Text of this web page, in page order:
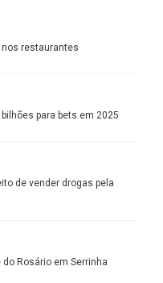
restaurantes
para bets em 2025
de vender drogas pela
Rosário em Serrinha